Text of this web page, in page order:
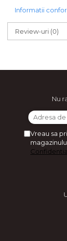
Informatii
Review-uri (0)
Nu
Vreau sa